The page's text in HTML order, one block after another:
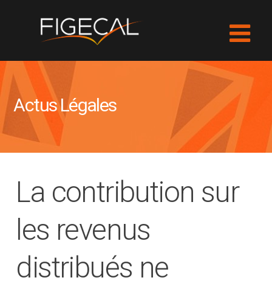
Actus Légales
La contribution sur
les revenus
distribués ne